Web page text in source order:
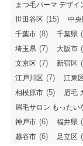
まつ毛パーマ デザイ
世田谷区 (15) 中央
千葉市 (8) 千葉県
埼玉県 (7) 大阪市
文京区 (7) 新宿区
江戸川区 (7) 江東
相模原市 (5) 眉毛
眉毛サロン もったい
神戸市 (6) 福井県
越谷市 (6) 足立区